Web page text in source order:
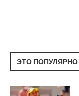
ЭТО ПОПУЛЯРНО